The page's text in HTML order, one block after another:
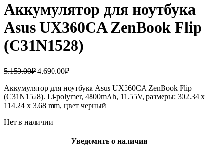
Аккумулятор для ноутбука
Asus UX360CA ZenBook Flip
(C31N1528)
5,159.00₽ Первоначальная
составляла
5,159.00₽.
4,690.00₽Текущая
4,690.00₽.
Аккумулятор для ноутбука Asus UX360CA ZenBook Flip
(C31N1528). Li-polymer, 4800mAh, 11.55V, размеры: 302.34 x
114.24 x 3.68 mm, цвет черный .
Нет в наличии
Уведомить о наличии